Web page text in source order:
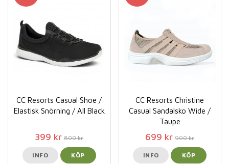
CC Resorts Casual Shoe /
Elastisk Snörning / All Black
399 kr 800 kr
INFO KÖP
CC Resorts Christine
Casual Sandalsko Wide /
Taupe
699 kr 900 kr
INFO KÖP